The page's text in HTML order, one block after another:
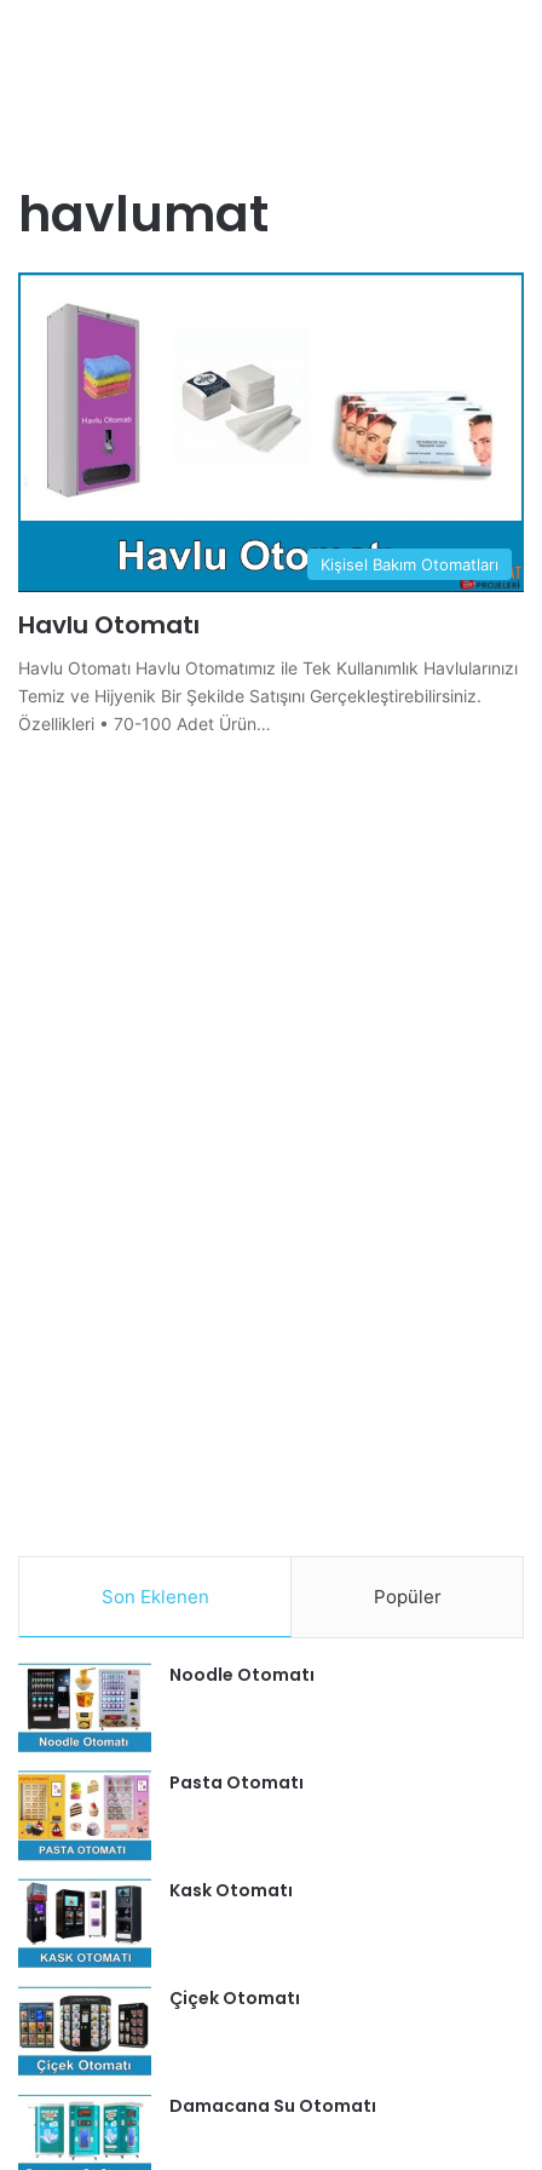
havlumat
Kişisel Bakım Otomatları
Havlu Otomatı
Havlu Otomatı Havlu Otomatımız ile Tek Kullanımlık Havlularınızı
Temiz ve Hijyenik Bir Şekilde Satışını Gerçekleştirebilirsiniz.
Özellikleri • 70-100 Adet Ürün…
Son Eklenen Popüler
Noodle Otomatı
Pasta Otomatı
Kask Otomatı
Çiçek Otomatı
Damacana Su Otomatı